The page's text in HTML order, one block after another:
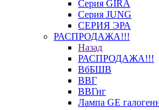
Серия GIRA
Серия JUNG
СЕРИЯ ЭРА
РАСПРОДАЖА!!!
Назад
РАСПРОДАЖА!!!
ВбБШВ
ВВГ
ВВГнг
Лампа GE